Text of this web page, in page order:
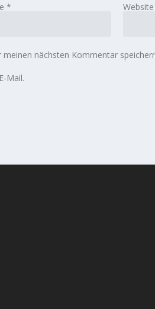
* Website
nächsten Kommentar
Mail.